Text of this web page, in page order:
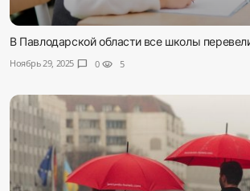
В Павлодарской области все школы
Ноябрь 29, 2025 chat_bubble 0 visibility 5